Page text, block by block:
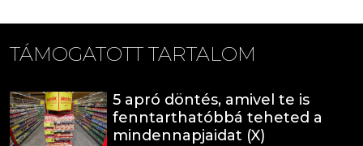
TÁMOGATOTT TARTALOM
5 apró döntés, amivel te is
fenntarthatóbbá teheted a
mindennapjaidat (X)